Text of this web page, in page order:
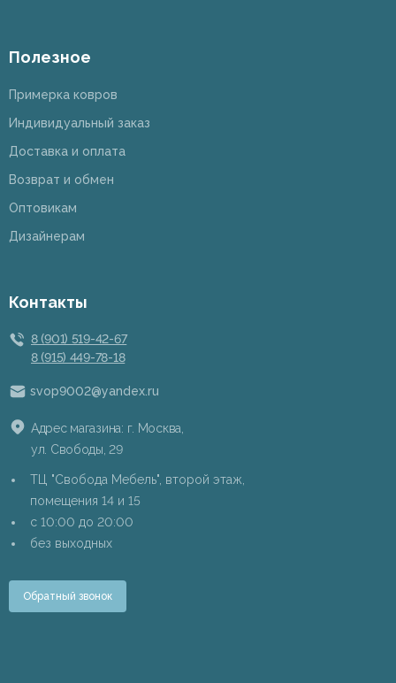
Полезное
Примерка ковров
Индивидуальный заказ
Доставка и оплата
Возврат и обмен
Оптовикам
Дизайнерам
Контакты
8 (901) 519-42-67
8 (915) 449-78-18
svop9002@yandex.ru
Адрес магазина: г. Москва,
ул. Свободы, 29
ТЦ "Свобода Мебель", второй этаж,
помещения 14 и 15
c 10:00 до 20:00
без выходных
Обратный звонок